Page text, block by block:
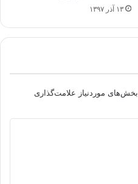
۱۳ آذر ۱۳۹۷
بخش‌های موردنیاز علامت‌گذاری